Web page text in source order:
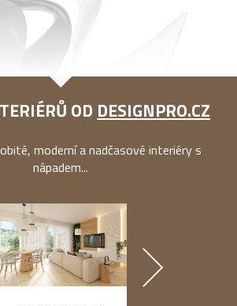
OD DESIGNPRO.CZ
moderní a nadčasové interiéry s
nápadem...